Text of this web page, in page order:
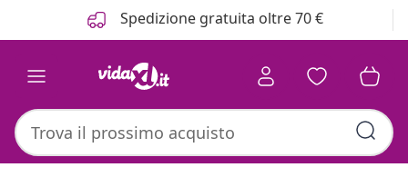
Spedizione gratuita oltre 70 €